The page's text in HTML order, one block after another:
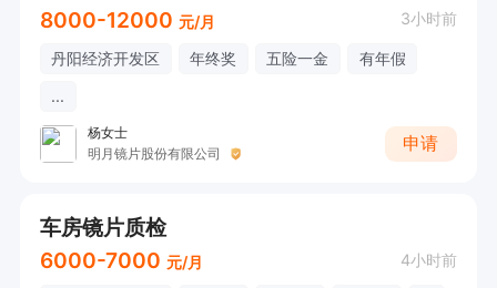
8000-12000 元/月 3小时前
丹阳经济开发区 年终奖 五险一金
有年假
...
杨女士
明月镜片股份有限公司
申请
车房镜片质检
6000-7000 元/月 4小时前